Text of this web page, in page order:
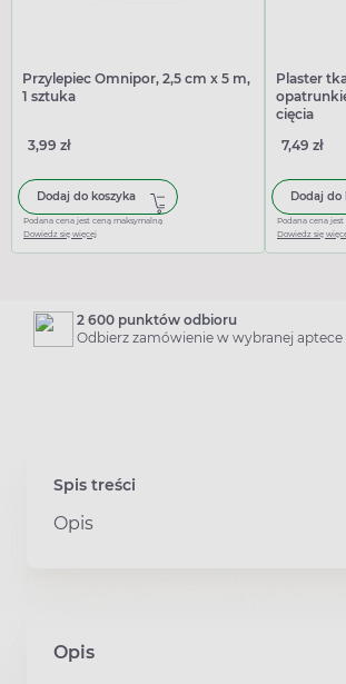
Przylepiec Omnipor, 2,5 cm x 5 m,
1 sztuka
3,99 zł
Dodaj do koszyka
Podana cena jest ceną maksymalną
Dowiedz się więcej
Plaster
cięcia
7,49 zł
Dodaj do
Podana cena
Dowiedz się
2 600 punktów odbioru
Odbierz zamówienie w wybranej aptece
Spis treści
Opis
Opis